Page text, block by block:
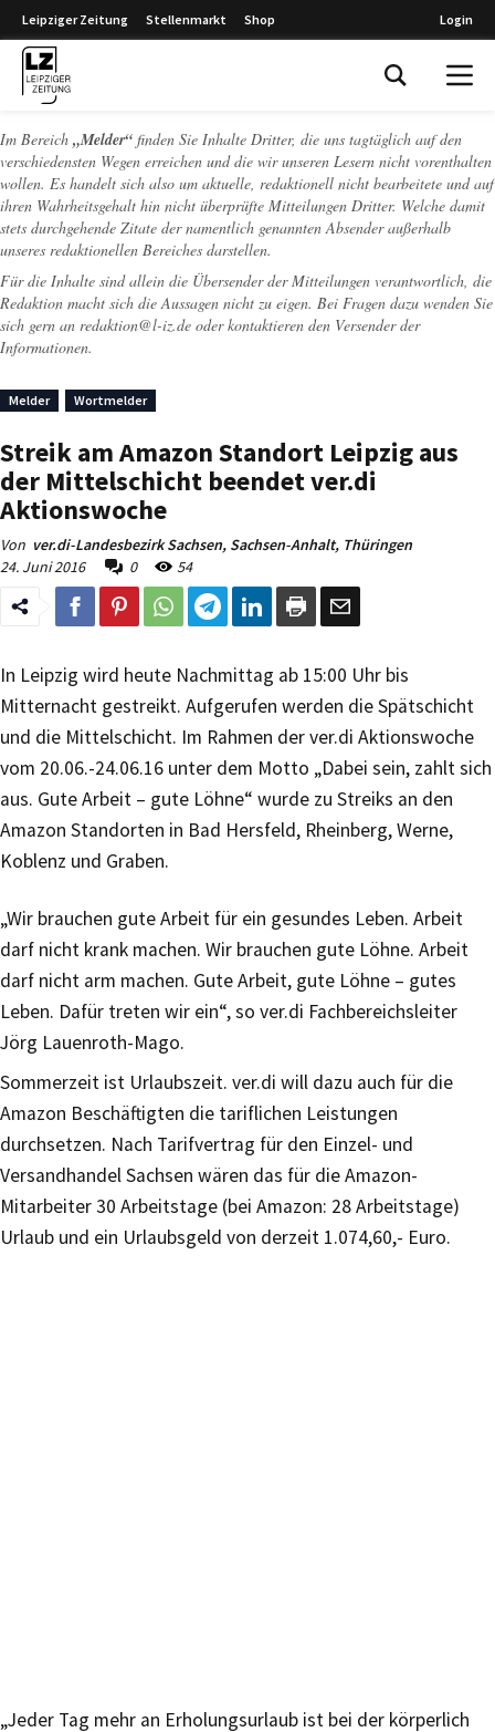
Leipziger Zeitung Stellenmarkt Shop Login
Im Bereich „Melder“ finden Sie Inhalte Dritter, die uns tagtäglich auf den
verschiedensten Wegen erreichen und die wir unseren Lesern nicht vorenthalten
wollen. Es handelt sich also um aktuelle, redaktionell nicht bearbeitete und auf
ihren Wahrheitsgehalt hin nicht überprüfte Mitteilungen Dritter. Welche damit
stets durchgehende Zitate der namentlich genannten Absender außerhalb
unseres redaktionellen Bereiches darstellen.
Für die Inhalte sind allein die Übersender der Mitteilungen verantwortlich, die
Redaktion macht sich die Aussagen nicht zu eigen. Bei Fragen dazu wenden Sie
sich gern an redaktion@l-iz.de oder kontaktieren den Versender der
Informationen.
Melder Wortmelder
Streik am Amazon Standort Leipzig aus
der Mittelschicht beendet ver.di
Aktionswoche
Von ver.di-Landesbezirk Sachsen, Sachsen-Anhalt, Thüringen
24. Juni 2016
0 54
In Leipzig wird heute Nachmittag ab 15:00 Uhr bis
Mitternacht gestreikt. Aufgerufen werden die Spätschicht
und die Mittelschicht. Im Rahmen der ver.di Aktionswoche
vom 20.06.-24.06.16 unter dem Motto „Dabei sein, zahlt sich
aus. Gute Arbeit – gute Löhne“ wurde zu Streiks an den
Amazon Standorten in Bad Hersfeld, Rheinberg, Werne,
Koblenz und Graben.
„Wir brauchen gute Arbeit für ein gesundes Leben. Arbeit
darf nicht krank machen. Wir brauchen gute Löhne. Arbeit
darf nicht arm machen. Gute Arbeit, gute Löhne – gutes
Leben. Dafür treten wir ein“, so ver.di Fachbereichsleiter
Jörg Lauenroth-Mago.
Sommerzeit ist Urlaubszeit. ver.di will dazu auch für die
Amazon Beschäftigten die tariflichen Leistungen
durchsetzen. Nach Tarifvertrag für den Einzel- und
Versandhandel Sachsen wären das für die Amazon-
Mitarbeiter 30 Arbeitstage (bei Amazon: 28 Arbeitstage)
Urlaub und ein Urlaubsgeld von derzeit 1.074,60,- Euro.
„Jeder Tag mehr an Erholungsurlaub ist bei der körperlich